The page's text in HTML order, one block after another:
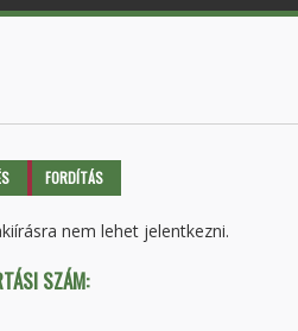
fülek
(AKTÍVFORDÍTÁS
nem lehet jelentkezni.
SZÁM: